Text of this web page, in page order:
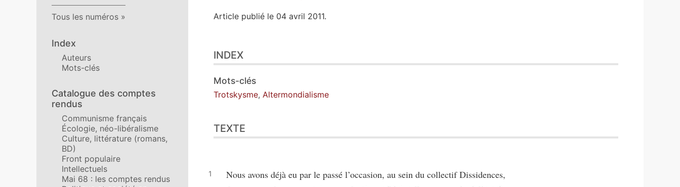
Tous les numéros
Index
Auteurs
Mots-clés
Catalogue des comptes
rendus
Communisme français
Écologie, néo-libéralisme
Culture, littérature (romans,
BD)
Front populaire
Intellectuels
Mai 68 : les comptes rendus
Article publié le 04 avril 2011.
Texte
Citer cet article
Auteur
INDEX
Mots-clés
Trotskysme, Altermondialisme
TEXTE
Nous avons déjà eu par le passé l’occasion, au sein du collectif Dissidences,